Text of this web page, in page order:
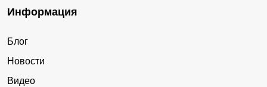
Информация
Блог
Новости
Видео